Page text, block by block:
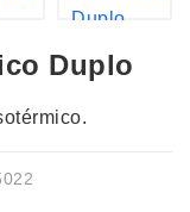
Duplo